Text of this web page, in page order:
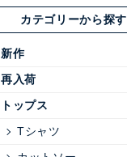
カテゴリーから探す
新作
再入荷
トップス
Tシャツ